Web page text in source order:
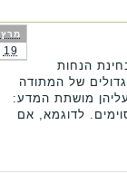
מרץ
19
הנחות
של המתודה
לשתי אמונות שעליהן מושתת המדע:
לדוגמא, אם